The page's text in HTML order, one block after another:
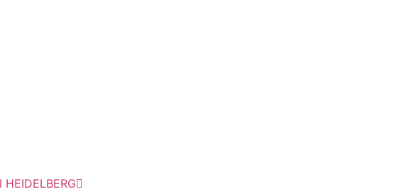
HEIDELBERG